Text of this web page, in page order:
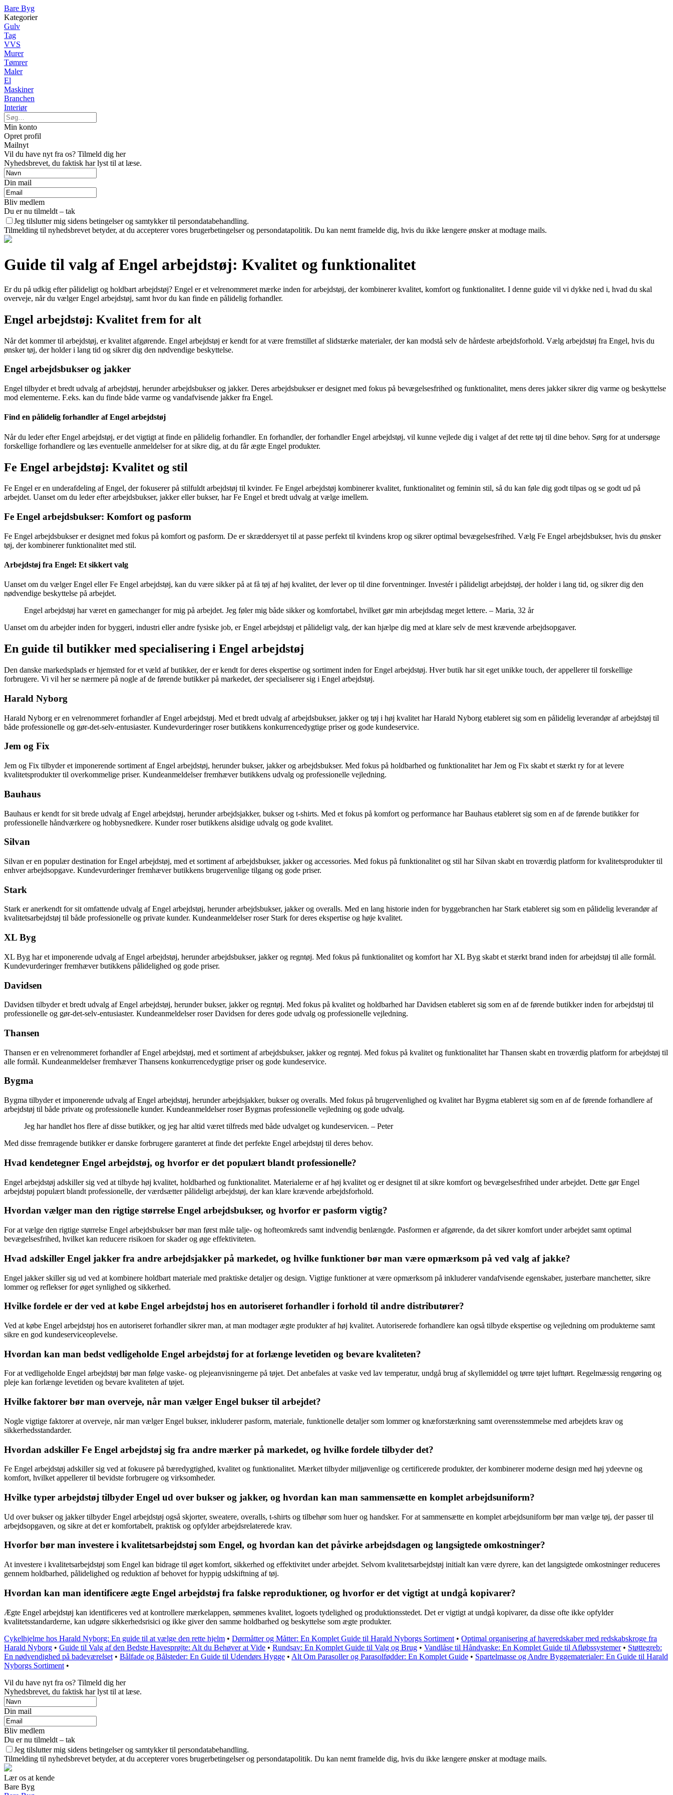
Bare Byg
Kategorier
Gulv
Tag
VVS
Murer
Tømrer
Maler
El
Maskiner
Branchen
Interiør
Min konto
Opret profil
Mailnyt
Vil du have nyt fra os? Tilmeld dig her
Nyhedsbrevet, du faktisk har lyst til at læse.
Din mail
Bliv medlem
Du er nu tilmeldt – tak
Jeg tilslutter mig sidens betingelser og samtykker til persondatabehandling.
Tilmelding til nyhedsbrevet betyder, at du accepterer vores brugerbetingelser og persondatapolitik. Du kan nemt framelde dig, hvis du ikke længere ønsker at modtage mails.
Guide til valg af Engel arbejdstøj: Kvalitet og funktionalitet
Er du på udkig efter pålideligt og holdbart arbejdstøj? Engel er et velrenommeret mærke inden for arbejdstøj, der kombinerer kvalitet, komfort og funktionalitet. I denne guide vil vi dykke ned i, hvad du skal
overveje, når du vælger Engel arbejdstøj, samt hvor du kan finde en pålidelig forhandler.
Engel arbejdstøj: Kvalitet frem for alt
Når det kommer til arbejdstøj, er kvalitet afgørende. Engel arbejdstøj er kendt for at være fremstillet af slidstærke materialer, der kan modstå selv de hårdeste arbejdsforhold. Vælg arbejdstøj fra Engel, hvis du
ønsker tøj, der holder i lang tid og sikrer dig den nødvendige beskyttelse.
Engel arbejdsbukser og jakker
Engel tilbyder et bredt udvalg af arbejdstøj, herunder arbejdsbukser og jakker. Deres arbejdsbukser er designet med fokus på bevægelsesfrihed og funktionalitet, mens deres jakker sikrer dig varme og beskyttelse
mod elementerne. F.eks. kan du finde både varme og vandafvisende jakker fra Engel.
Find en pålidelig forhandler af Engel arbejdstøj
Når du leder efter Engel arbejdstøj, er det vigtigt at finde en pålidelig forhandler. En forhandler, der forhandler Engel arbejdstøj, vil kunne vejlede dig i valget af det rette tøj til dine behov. Sørg for at undersøge
forskellige forhandlere og læs eventuelle anmeldelser for at sikre dig, at du får ægte Engel produkter.
Fe Engel arbejdstøj: Kvalitet og stil
Fe Engel er en underafdeling af Engel, der fokuserer på stilfuldt arbejdstøj til kvinder. Fe Engel arbejdstøj kombinerer kvalitet, funktionalitet og feminin stil, så du kan føle dig godt tilpas og se godt ud på
arbejdet. Uanset om du leder efter arbejdsbukser, jakker eller bukser, har Fe Engel et bredt udvalg at vælge imellem.
Fe Engel arbejdsbukser: Komfort og pasform
Fe Engel arbejdsbukser er designet med fokus på komfort og pasform. De er skræddersyet til at passe perfekt til kvindens krop og sikrer optimal bevægelsesfrihed. Vælg Fe Engel arbejdsbukser, hvis du ønsker
tøj, der kombinerer funktionalitet med stil.
Arbejdstøj fra Engel: Et sikkert valg
Uanset om du vælger Engel eller Fe Engel arbejdstøj, kan du være sikker på at få tøj af høj kvalitet, der lever op til dine forventninger. Investér i pålideligt arbejdstøj, der holder i lang tid, og sikrer dig den
nødvendige beskyttelse på arbejdet.
Engel arbejdstøj har været en gamechanger for mig på arbejdet. Jeg føler mig både sikker og komfortabel, hvilket gør min arbejdsdag meget lettere. – Maria, 32 år
Uanset om du arbejder inden for byggeri, industri eller andre fysiske job, er Engel arbejdstøj et pålideligt valg, der kan hjælpe dig med at klare selv de mest krævende arbejdsopgaver.
En guide til butikker med specialisering i Engel arbejdstøj
Den danske markedsplads er hjemsted for et væld af butikker, der er kendt for deres ekspertise og sortiment inden for Engel arbejdstøj. Hver butik har sit eget unikke touch, der appellerer til forskellige
forbrugere. Vi vil her se nærmere på nogle af de førende butikker på markedet, der specialiserer sig i Engel arbejdstøj.
Harald Nyborg
Harald Nyborg er en velrenommeret forhandler af Engel arbejdstøj. Med et bredt udvalg af arbejdsbukser, jakker og tøj i høj kvalitet har Harald Nyborg etableret sig som en pålidelig leverandør af arbejdstøj til
både professionelle og gør-det-selv-entusiaster. Kundevurderinger roser butikkens konkurrencedygtige priser og gode kundeservice.
Jem og Fix
Jem og Fix tilbyder et imponerende sortiment af Engel arbejdstøj, herunder bukser, jakker og arbejdsbukser. Med fokus på holdbarhed og funktionalitet har Jem og Fix skabt et stærkt ry for at levere
kvalitetsprodukter til overkommelige priser. Kundeanmeldelser fremhæver butikkens udvalg og professionelle vejledning.
Bauhaus
Bauhaus er kendt for sit brede udvalg af Engel arbejdstøj, herunder arbejdsjakker, bukser og t-shirts. Med et fokus på komfort og performance har Bauhaus etableret sig som en af de førende butikker for
professionelle håndværkere og hobbysnedkere. Kunder roser butikkens alsidige udvalg og gode kvalitet.
Silvan
Silvan er en populær destination for Engel arbejdstøj, med et sortiment af arbejdsbukser, jakker og accessories. Med fokus på funktionalitet og stil har Silvan skabt en troværdig platform for kvalitetsprodukter til
enhver arbejdsopgave. Kundevurderinger fremhæver butikkens brugervenlige tilgang og gode priser.
Stark
Stark er anerkendt for sit omfattende udvalg af Engel arbejdstøj, herunder arbejdsbukser, jakker og overalls. Med en lang historie inden for byggebranchen har Stark etableret sig som en pålidelig leverandør af
kvalitetsarbejdstøj til både professionelle og private kunder. Kundeanmeldelser roser Stark for deres ekspertise og høje kvalitet.
XL Byg
XL Byg har et imponerende udvalg af Engel arbejdstøj, herunder arbejdsbukser, jakker og regntøj. Med fokus på funktionalitet og komfort har XL Byg skabt et stærkt brand inden for arbejdstøj til alle formål.
Kundevurderinger fremhæver butikkens pålidelighed og gode priser.
Davidsen
Davidsen tilbyder et bredt udvalg af Engel arbejdstøj, herunder bukser, jakker og regntøj. Med fokus på kvalitet og holdbarhed har Davidsen etableret sig som en af de førende butikker inden for arbejdstøj til
professionelle og gør-det-selv-entusiaster. Kundeanmeldelser roser Davidsen for deres gode udvalg og professionelle vejledning.
Thansen
Thansen er en velrenommeret forhandler af Engel arbejdstøj, med et sortiment af arbejdsbukser, jakker og regntøj. Med fokus på kvalitet og funktionalitet har Thansen skabt en troværdig platform for arbejdstøj til
alle formål. Kundeanmeldelser fremhæver Thansens konkurrencedygtige priser og gode kundeservice.
Bygma
Bygma tilbyder et imponerende udvalg af Engel arbejdstøj, herunder arbejdsjakker, bukser og overalls. Med fokus på brugervenlighed og kvalitet har Bygma etableret sig som en af de førende forhandlere af
arbejdstøj til både private og professionelle kunder. Kundeanmeldelser roser Bygmas professionelle vejledning og gode udvalg.
Jeg har handlet hos flere af disse butikker, og jeg har altid været tilfreds med både udvalget og kundeservicen. – Peter
Med disse fremragende butikker er danske forbrugere garanteret at finde det perfekte Engel arbejdstøj til deres behov.
Hvad kendetegner Engel arbejdstøj, og hvorfor er det populært blandt professionelle?
Engel arbejdstøj adskiller sig ved at tilbyde høj kvalitet, holdbarhed og funktionalitet. Materialerne er af høj kvalitet og er designet til at sikre komfort og bevægelsesfrihed under arbejdet. Dette gør Engel
arbejdstøj populært blandt professionelle, der værdsætter pålideligt arbejdstøj, der kan klare krævende arbejdsforhold.
Hvordan vælger man den rigtige størrelse Engel arbejdsbukser, og hvorfor er pasform vigtig?
For at vælge den rigtige størrelse Engel arbejdsbukser bør man først måle talje- og hofteomkreds samt indvendig benlængde. Pasformen er afgørende, da det sikrer komfort under arbejdet samt optimal
bevægelsesfrihed, hvilket kan reducere risikoen for skader og øge effektiviteten.
Hvad adskiller Engel jakker fra andre arbejdsjakker på markedet, og hvilke funktioner bør man være opmærksom på ved valg af jakke?
Engel jakker skiller sig ud ved at kombinere holdbart materiale med praktiske detaljer og design. Vigtige funktioner at være opmærksom på inkluderer vandafvisende egenskaber, justerbare manchetter, sikre
lommer og reflekser for øget synlighed og sikkerhed.
Hvilke fordele er der ved at købe Engel arbejdstøj hos en autoriseret forhandler i forhold til andre distributører?
Ved at købe Engel arbejdstøj hos en autoriseret forhandler sikrer man, at man modtager ægte produkter af høj kvalitet. Autoriserede forhandlere kan også tilbyde ekspertise og vejledning om produkterne samt
sikre en god kundeserviceoplevelse.
Hvordan kan man bedst vedligeholde Engel arbejdstøj for at forlænge levetiden og bevare kvaliteten?
For at vedligeholde Engel arbejdstøj bør man følge vaske- og plejeanvisningerne på tøjet. Det anbefales at vaske ved lav temperatur, undgå brug af skyllemiddel og tørre tøjet lufttørt. Regelmæssig rengøring og
pleje kan forlænge levetiden og bevare kvaliteten af tøjet.
Hvilke faktorer bør man overveje, når man vælger Engel bukser til arbejdet?
Nogle vigtige faktorer at overveje, når man vælger Engel bukser, inkluderer pasform, materiale, funktionelle detaljer som lommer og knæforstærkning samt overensstemmelse med arbejdets krav og
sikkerhedsstandarder.
Hvordan adskiller Fe Engel arbejdstøj sig fra andre mærker på markedet, og hvilke fordele tilbyder det?
Fe Engel arbejdstøj adskiller sig ved at fokusere på bæredygtighed, kvalitet og funktionalitet. Mærket tilbyder miljøvenlige og certificerede produkter, der kombinerer moderne design med høj ydeevne og
komfort, hvilket appellerer til bevidste forbrugere og virksomheder.
Hvilke typer arbejdstøj tilbyder Engel ud over bukser og jakker, og hvordan kan man sammensætte en komplet arbejdsuniform?
Ud over bukser og jakker tilbyder Engel arbejdstøj også skjorter, sweatere, overalls, t-shirts og tilbehør som huer og handsker. For at sammensætte en komplet arbejdsuniform bør man vælge tøj, der passer til
arbejdsopgaven, og sikre at det er komfortabelt, praktisk og opfylder arbejdsrelaterede krav.
Hvorfor bør man investere i kvalitetsarbejdstøj som Engel, og hvordan kan det påvirke arbejdsdagen og langsigtede omkostninger?
At investere i kvalitetsarbejdstøj som Engel kan bidrage til øget komfort, sikkerhed og effektivitet under arbejdet. Selvom kvalitetsarbejdstøj initialt kan være dyrere, kan det langsigtede omkostninger reduceres
gennem holdbarhed, pålidelighed og reduktion af behovet for hyppig udskiftning af tøj.
Hvordan kan man identificere ægte Engel arbejdstøj fra falske reproduktioner, og hvorfor er det vigtigt at undgå kopivarer?
Ægte Engel arbejdstøj kan identificeres ved at kontrollere mærkelappen, sømmenes kvalitet, logoets tydelighed og produktionsstedet. Det er vigtigt at undgå kopivarer, da disse ofte ikke opfylder
kvalitetsstandarderne, kan udgøre sikkerhedsrisici og ikke giver den samme holdbarhed og beskyttelse som ægte produkter.
Cykelhjelme hos Harald Nyborg: En guide til at vælge den rette hjelm • Dørmåtter og Måtter: En Komplet Guide til Harald Nyborgs Sortiment • Optimal organisering af haveredskaber med redskabskroge fra
Harald Nyborg • Guide til Valg af den Bedste Havesprøjte: Alt du Behøver at Vide • Rundsav: En Komplet Guide til Valg og Brug • Vandlåse til Håndvaske: En Komplet Guide til Afløbssystemer• Støttegreb:
En nødvendighed på badeværelset • Bålfade og Bålsteder: En Guide til Udendørs Hygge • Alt Om Parasoller og Parasolfødder: En Komplet Guide • Spartelmasse og Andre Byggematerialer: En Guide til Harald
Nyborgs Sortiment •
Vil du have nyt fra os? Tilmeld dig her
Nyhedsbrevet, du faktisk har lyst til at læse.
Din mail
Bliv medlem
Du er nu tilmeldt – tak
Jeg tilslutter mig sidens betingelser og samtykker til persondatabehandling.
Tilmelding til nyhedsbrevet betyder, at du accepterer vores brugerbetingelser og persondatapolitik. Du kan nemt framelde dig, hvis du ikke længere ønsker at modtage mails.
Lær os at kende
Bare Byg